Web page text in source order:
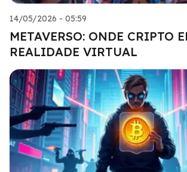
14/05/2026 - 05:59
METAVERSO: ONDE CRIPTO
REALIDADE VIRTUAL